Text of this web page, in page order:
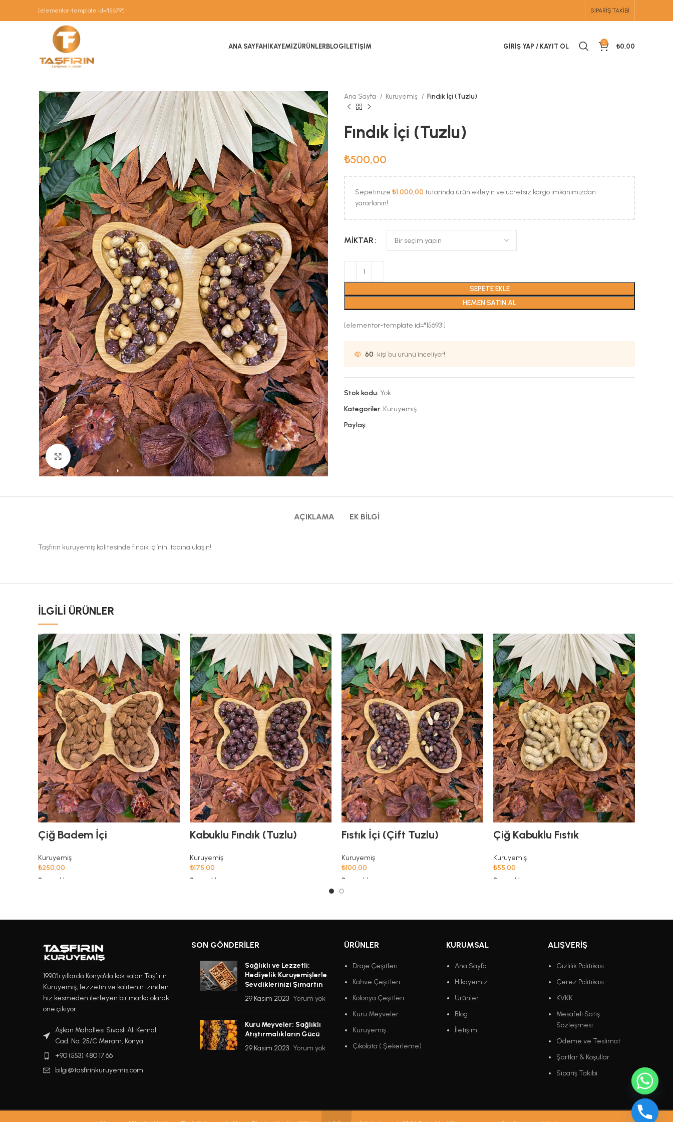
[elementor-template id="15679"] SIPARIŞ TAKIBI
ANA SAYFAHIKAYEMIZÜRÜNLERBLOGİLETIŞIM GIRIŞ YAP / KAYIT OL 0 ₺0,00
Büyük Fotoğraf
Ana Sayfa Kuruyemiş Fındık İçi (Tuzlu)
Fındık İçi (Tuzlu)
₺500,00
Sepetinize ₺1.000,00 tutarında ürün ekleyin ve ücretsiz kargo imkanımızdan
yararlanın!
MIKTAR
SEPETE EKLE
HEMEN SATIN AL
[elementor-template id="15693"]
60 kişi bu ürünü inceliyor!
Stok kodu: Yok
Kategoriler: Kuruyemiş
Paylaş:
AÇIKLAMA EK BILGI
Taşfırın kuruyemiş kalitesinde fındık içi’nin tadına ulaşın!
İLGILI ÜRÜNLER
Çiğ Badem İçi
Kuruyemiş
₺250,00
Seçenekler
Kabuklu Fındık (Tuzlu)
Kuruyemiş
₺175,00
Seçenekler
Fıstık İçi (Çift Tuzlu)
Kuruyemiş
₺100,00
Seçenekler
Çiğ Kabuklu Fıstık
Kuruyemiş
₺55,00
Seçenekler
1990’lı yıllarda Konya'da kök salan Taşfırın
Kuruyemiş, lezzetin ve kalitenin izinden
hız kesmeden ilerleyen bir marka olarak
öne çıkıyor
Aşkan Mahallesi Sivaslı Ali Kemal
Cad. No: 25/C Meram, Konya
+90 (553) 480 17 66
bilgi@tasfirinkuruyemis.com
SON GÖNDERILER
Sağlıklı ve Lezzetli:
Hediyelik Kuruyemişlerle
Sevdiklerinizi Şımartın
29 Kasım 2023 Yorum yok
Kuru Meyveler: Sağlıklı
Atıştırmalıkların Gücü
29 Kasım 2023 Yorum yok
ÜRÜNLER
Draje Çeşitleri
Kahve Çeşitleri
Kolonya Çeşitleri
Kuru Meyveler
Kuruyemiş
Çikolata ( Şekerleme)
KURUMSAL
Ana Sayfa
Hikayemiz
Ürünler
Blog
İletişim
ALIŞVERIŞ
Gizlilik Politikası
Çerez Politikası
KVKK
Mesafeli Satış
Sözleşmesi
Ödeme ve Teslimat
Şartlar & Koşullar
Sipariş Takibi